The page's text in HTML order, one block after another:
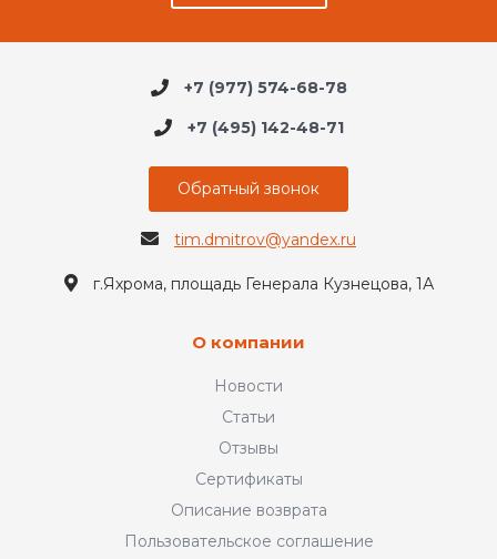
+7 (977) 574-68-78
+7 (495) 142-48-71
Обратный звонок
tim.dmitrov@yandex.ru
г.Яхрома, площадь Генерала Кузнецова, 1А
О компании
Новости
Статьи
Отзывы
Сертификаты
Описание возврата
Пользовательское соглашение